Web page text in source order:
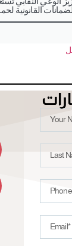
القانونية